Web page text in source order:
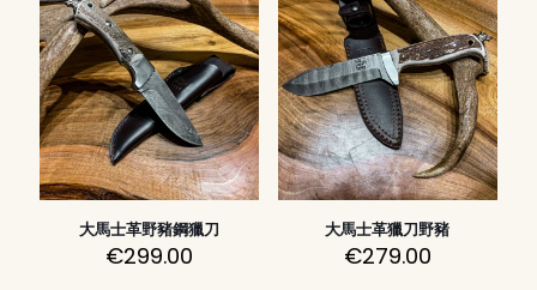
大馬士革野豬鋼獵刀
€299.00
大馬士革獵刀野豬
€279.00